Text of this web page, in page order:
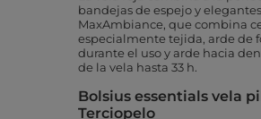
bandejas de espejo y
MaxAmbiance, que combina
especialmente tejida, arde de
durante el uso y arde hacia
de la vela hasta 33 h.
Bolsius essentials vela
Terciopelo